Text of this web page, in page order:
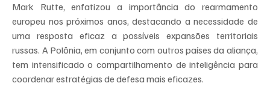
Mark Rutte, enfatizou a importância do rearmamento
europeu nos próximos anos, destacando a necessidade de
uma resposta eficaz a possíveis expansões territoriais
russas. A Polônia, em conjunto com outros países da aliança,
tem intensificado o compartilhamento de inteligência para
coordenar estratégias de defesa mais eficazes.